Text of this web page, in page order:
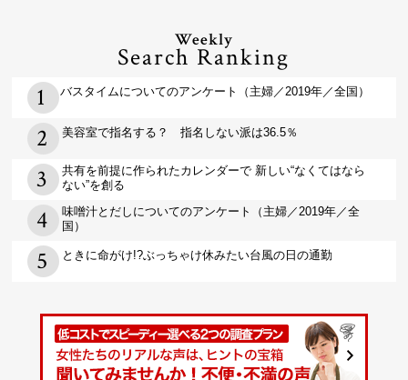
Weekly
Search Ranking
バスタイムについてのアンケート（主婦／2019年／全国）
美容室で指名する？ 指名しない派は36.5％
共有を前提に作られたカレンダーで 新しい“なくてはなら
ない”を創る
味噌汁とだしについてのアンケート（主婦／2019年／全
国）
ときに命がけ!?ぶっちゃけ休みたい台風の日の通勤